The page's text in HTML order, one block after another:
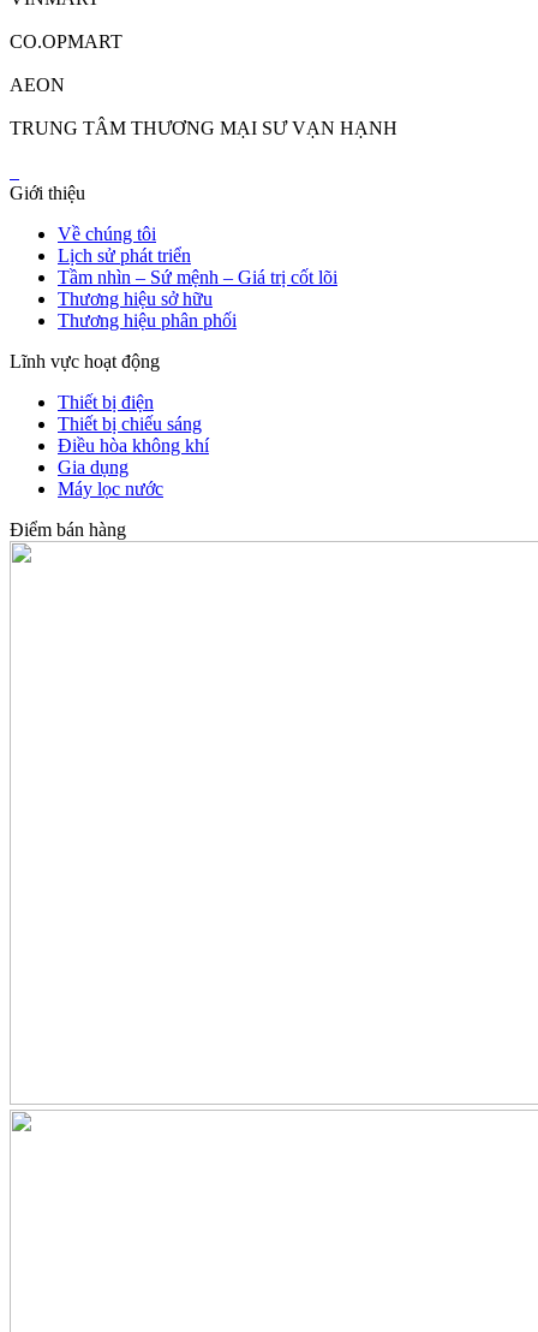
CO.OPMART
AEON
TRUNG TÂM THƯƠNG MẠI SƯ VẠN HẠNH
Giới thiệu
Về chúng tôi
Lịch sử phát triển
Tầm nhìn – Sứ mệnh – Giá trị cốt lõi
Thương hiệu sở hữu
Thương hiệu phân phối
Lĩnh vực hoạt động
Thiết bị điện
Thiết bị chiếu sáng
Điều hòa không khí
Gia dụng
Máy lọc nước
Điểm bán hàng